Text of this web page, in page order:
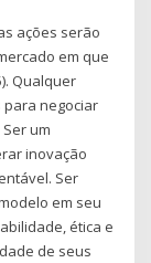
ações serão
em que
Qualquer
negociar
um
inovação
Ser
em seu
ética e
de seus